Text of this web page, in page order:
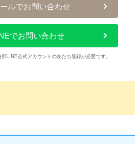
ルでお問い合わせ
でお問い合わせ
LINE公式アカウントの友だち登録が必要です。